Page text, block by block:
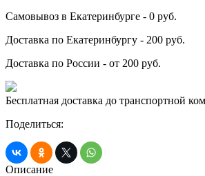
Самовывоз в Екатеринбурге - 0 руб.
Доставка по Екатеринбургу - 200 руб.
Доставка по России - от 200 руб.
Бесплатная доставка до транспортной
Поделиться:
Описание